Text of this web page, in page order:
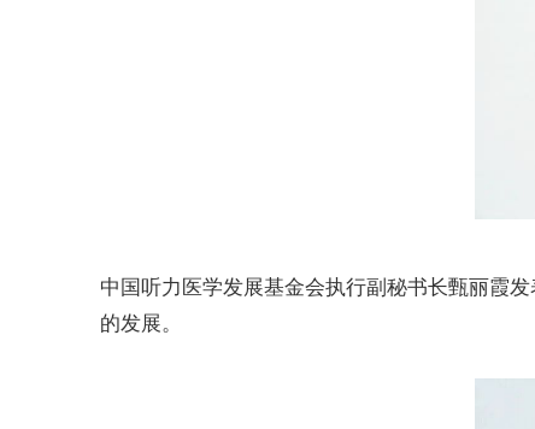
中国听力医学发展基金会执行副秘书长甄丽霞
的发展。